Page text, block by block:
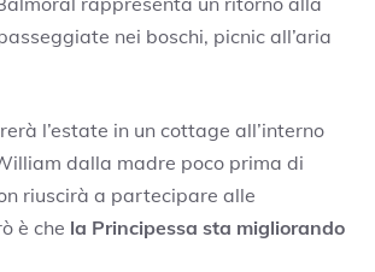
nei boschi, picnic all’aria
l’estate in un cottage all’interno
dalla madre poco prima di
riuscirà a partecipare alle
è che la Principessa sta migliorando